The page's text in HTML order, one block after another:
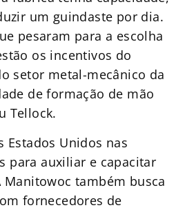
um guindaste por dia.
pesaram para a escolha
os incentivos do
setor metal-mecânico da
de formação de mão
Tellock.
Estados Unidos nas
para auxiliar e capacitar
também busca
fornecedores de